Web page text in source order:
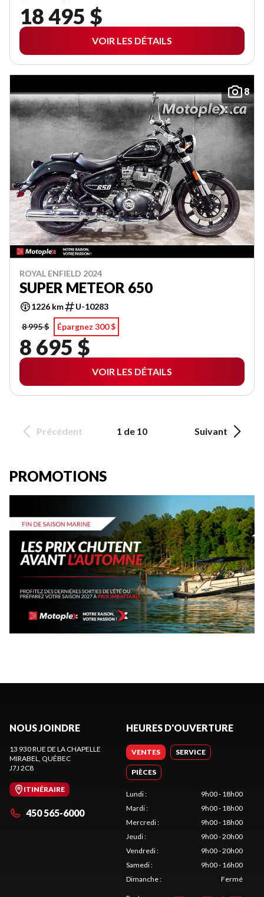
18 495 $
VOIR LES DÉTAILS
8
ROYAL ENFIELD 2024
SUPER METEOR 650
1226 km
U-10283
8 995 $
Épargnez 300 $
8 695 $
VOIR LES DÉTAILS
Précédent 1 de 10 Suivant
PROMOTIONS
NOUS JOINDRE
13 930 RUE DE LA CHAPELLE
MIRABEL, QUÉBEC
J7J 2C8
ITINÉRAIRE
450 565-6000
HEURES D'OUVERTURE
VENTES SERVICE
PIÈCES
Lundi:
9h00 - 18h00
Mardi:
9h00 - 18h00
Mercredi:
9h00 - 18h00
Jeudi:
9h00 - 20h00
Vendredi:
9h00 - 20h00
Samedi:
9h00 - 16h00
Dimanche: Fermé